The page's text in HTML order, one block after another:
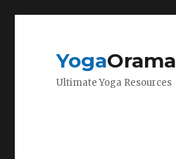
YogaOrama
Ultimate Yoga Resources